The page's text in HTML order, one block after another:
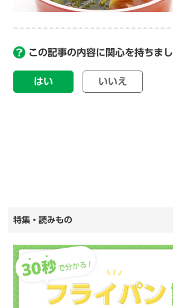
この記事の内容に関心を持ちま
はい いいえ
特集・読みもの